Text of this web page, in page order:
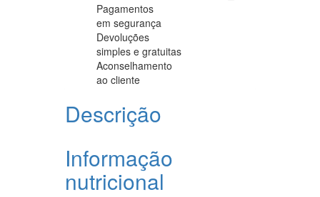
Pagamentos
em segurança
Devoluções
simples e gratuitas
Aconselhamento
ao cliente
Descrição
Informação
nutricional